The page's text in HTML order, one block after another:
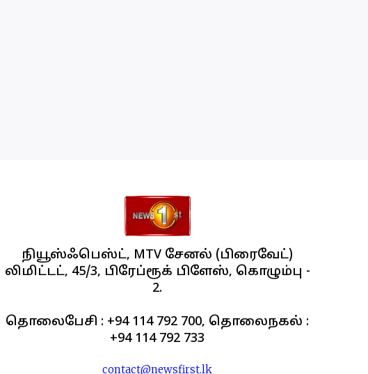
நியூஸ்ஃபெஸ்ட், MTV சேனல் (பிரைவேட்)
லிமிட்டட், 45/3, பிரேப்ரூக் பிளேஸ், கொழும்பு -
2.
தொலைபேசி : +94 114 792 700, தொலைநகல் :
+94 114 792 733
contact@newsfirst.lk